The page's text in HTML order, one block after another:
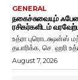
GENERAL
நகைச்சுவையும்
ரசிகர்களிடம்
உத்ரா புரொடக்ஷன்ஸ்
தயாரிக்க, செ. ஹரி
August 7, 2026